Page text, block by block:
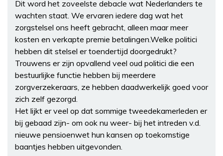
Dit word het zoveelste debacle wat Nederlanders te
wachten staat. We ervaren iedere dag wat het
zorgstelsel ons heeft gebracht, alleen maar meer
kosten en verkapte premie betalingen.Welke politici
hebben dit stelsel er toendertijd doorgedrukt?
Trouwens er zijn opvallend veel oud politici die een
bestuurlijke functie hebben bij meerdere
zorgverzekeraars, ze hebben daadwerkelijk goed voor
zich zelf gezorgd.
Het lijkt er veel op dat sommige tweedekamerleden er
bij gebaad zijn- om ook nu weer- bij het intreden v.d.
nieuwe pensioenwet hun kansen op toekomstige
baantjes hebben uitgevonden.